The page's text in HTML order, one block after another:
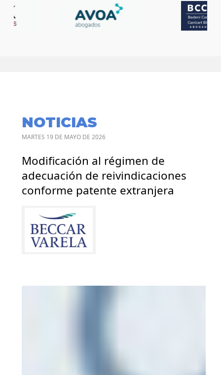
NOTICIAS
MARTES 19 DE MAYO DE 2026
Modificación al régimen de
adecuación de reivindicaciones
conforme patente extranjera